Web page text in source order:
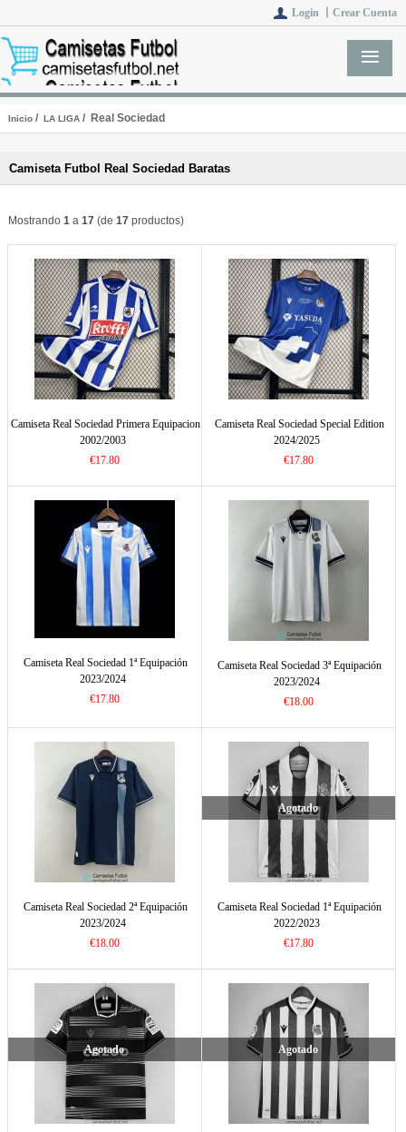
Login 丨 Crear Cuenta
Inicio/ LA LIGA/ Real Sociedad
Camiseta Futbol Real Sociedad Baratas
Mostrando 1a 17(de 17productos)
Camiseta Real Sociedad Primera Equipacion
2002/2003
€17.80
Camiseta Real Sociedad Special Edition
2024/2025
€17.80
Camiseta Real Sociedad 1ª Equipación
2023/2024
€17.80
Camiseta Real Sociedad 3ª Equipación
2023/2024
€18.00
Camiseta Real Sociedad 2ª Equipación
2023/2024
€18.00
Agotado
Camiseta Real Sociedad 1ª Equipación
2022/2023
€17.80
Agotado Agotado